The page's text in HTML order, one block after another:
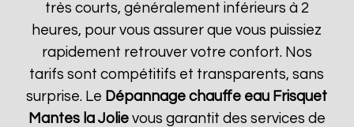
très courts, généralement inférieurs à 2
heures, pour vous assurer que vous puissiez
rapidement retrouver votre confort. Nos
tarifs sont compétitifs et transparents, sans
surprise. Le Dépannage chauffe eau Frisquet
Mantes la Jolievous garantit des services de